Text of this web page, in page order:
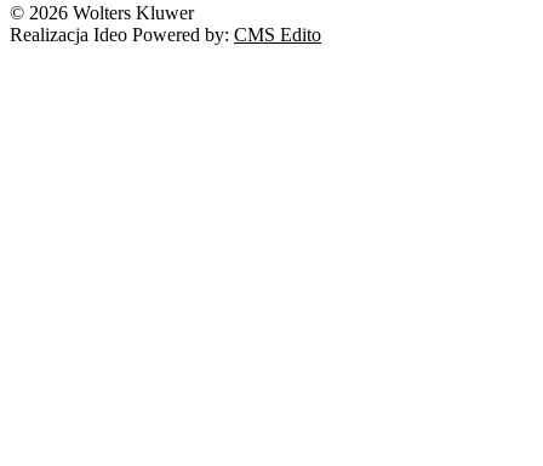
© 2026 Wolters Kluwer
Realizacja Ideo Powered by: CMS Edito